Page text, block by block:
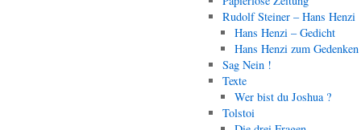
Rudolf Steiner – Hans Henzi
Hans Henzi – Gedicht
Hans Henzi zum Gedenken
Sag Nein !
Texte
Wer bist du Joshua ?
Tolstoi